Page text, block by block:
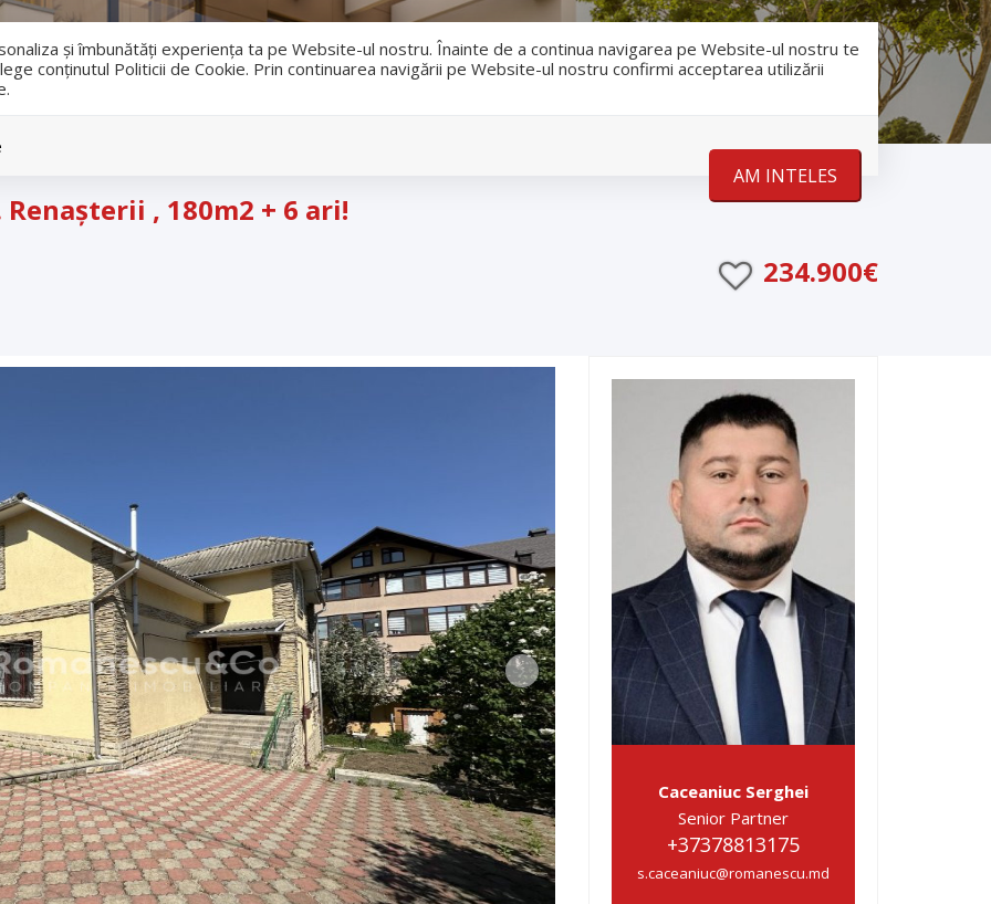
și îmbunătăți experiența ta pe Website-ul nostru. Înainte de a continua navigarea pe Website-ul nostru te
conținutul Politicii de Cookie. Prin continuarea navigării pe Website-ul nostru confirmi acceptarea utilizării
AM INTELES
RO RU
info@romanescu.md +37369883878
, 180m2 + 6 ari!
234.900€
Caceaniuc Serghei
Senior Partner
+37378813175
s.caceaniuc@romanescu.md